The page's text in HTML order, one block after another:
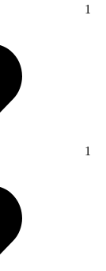
1
1